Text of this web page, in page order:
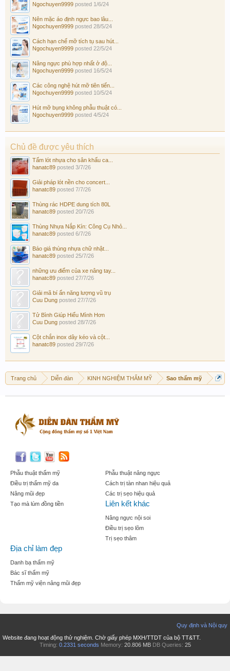
Ngochuyen9999 posted 1/6/24
Nên mặc áo định ngực bao lâu...
Ngochuyen9999 posted 28/5/24
Cách hạn chế mỡ tích tụ sau hút...
Ngochuyen9999 posted 22/5/24
Nâng ngực phù hợp nhất ở độ...
Ngochuyen9999 posted 16/5/24
Các công nghệ hút mỡ tiên tiến...
Ngochuyen9999 posted 10/5/24
Hút mỡ bụng không phẫu thuật có...
Ngochuyen9999 posted 4/5/24
Chủ đề được yêu thích
Tấm lót nhựa cho sân khấu ca...
hanatc89 posted 3/7/26
Giải pháp lót nền cho concert...
hanatc89 posted 7/7/26
Thùng rác HDPE dung tích 80L
hanatc89 posted 20/7/26
Thùng Nhựa Nắp Kín: Công Cụ Nhỏ...
hanatc89 posted 6/7/26
Báo giá thùng nhựa chữ nhật...
hanatc89 posted 25/7/26
những ưu điểm của xe nâng tay...
hanatc89 posted 27/7/26
Giải mã bí ẩn năng lượng vũ trụ
Cuu Dung posted 27/7/26
Tử Bình Giúp Hiểu Mình Hơn
Cuu Dung posted 28/7/26
Cột chắn inox dây kéo và cột...
hanatc89 posted 29/7/26
Trang chủ Diễn đàn KINH NGHIỆM THẨM MỸ Sao thẩm mỹ
Phẫu thuật thẩm mỹ
Điều trị thẩm mỹ da
Nâng mũi đẹp
Tạo mà lúm đồng tiền
Phẫu thuật nâng ngực
Cách trị tàn nhan hiệu quả
Các trị sẹo hiệu quả
Liên kết khác
Nâng ngực nội soi
Điều trị sẹo lõm
Trị sẹo thâm
Địa chỉ làm đẹp
Danh bạ thẩm mỹ
Bác sĩ thẩm mỹ
Thẩm mỹ viện nâng mũi đẹp
Quy định và Nội quy
Website đang hoạt động thử nghiệm. Chờ giấy phép MXH/TTDT của bộ TT&TT.
Timing: 0.2331 seconds Memory: 20.806 MB DB Queries: 25